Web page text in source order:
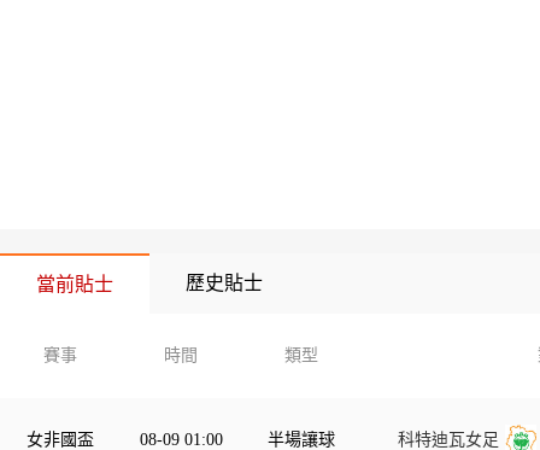
當前貼士 歷史貼士
賽事 時間 類型
女非國盃 08-09 01:00 半場讓球 科特迪瓦女足